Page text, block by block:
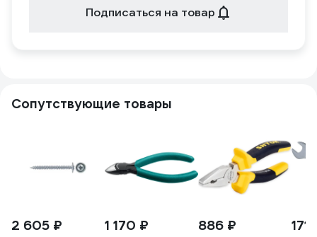
Подписаться на товар
Сопутствующие товары
2 605 ₽ 1 170 ₽ 886 ₽ 171